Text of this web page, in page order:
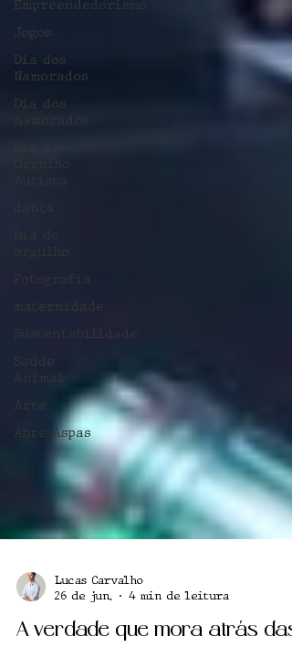
Empreendedorismo
Jogos
Dia dos
Namorados
Dia dos
namorados
Orgulho
Autista
orgulho
Fotografia
maternidade
Sustentabilidade
Saúde
Animal
Arte
Abre Aspas
26 de jun.
4 min de leitura